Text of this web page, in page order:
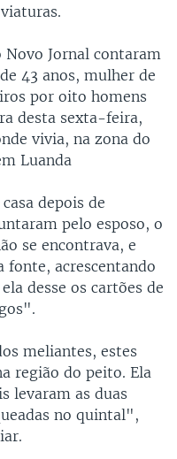
Jornal contaram
43 anos, mulher de
por oito homens
desta sexta-feira,
vivia, na zona do
Luanda
depois de
pelo esposo, o
se encontrava, e
acrescentando
desse os cartões de
meliantes, estes
região do peito. Ela
levaram as duas
no quintal",